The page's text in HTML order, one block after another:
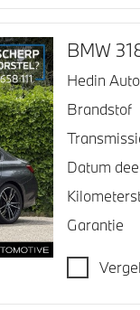
BMW
Hedin
Brandstof
Datum
Garantie